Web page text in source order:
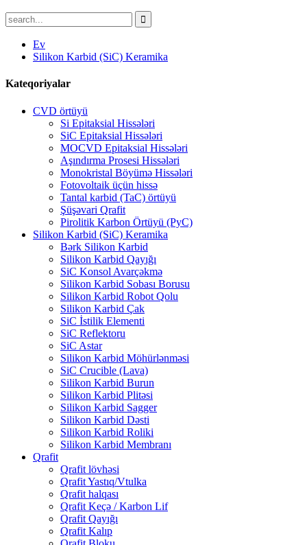
Ev
Silikon Karbid (SiC) Keramika
Kateqoriyalar
CVD örtüyü
Si Epitaksial Hissələri
SiC Epitaksial Hissələri
MOCVD Epitaksial Hissələri
Aşındırma Prosesi Hissələri
Monokristal Böyümə Hissələri
Fotovoltaik üçün hissə
Tantal karbid (TaC) örtüyü
Şüşəvari Qrafit
Pirolitik Karbon Örtüyü (PyC)
Silikon Karbid (SiC) Keramika
Bərk Silikon Karbid
Silikon Karbid Qayığı
SiC Konsol Avarçəkmə
Silikon Karbid Sobası Borusu
Silikon Karbid Robot Qolu
Silikon Karbid Çak
SiC İstilik Elementi
SiC Reflektoru
SiC Astar
Silikon Karbid Möhürlənməsi
SiC Crucible (Lava)
Silikon Karbid Burun
Silikon Karbid Plitəsi
Silikon Karbid Sagger
Silikon Karbid Dəsti
Silikon Karbid Roliki
Silikon Karbid Membranı
Qrafit
Qrafit lövhəsi
Qrafit Yastıq/Vtulka
Qrafit halqası
Qrafit Keçə / Karbon Lif
Qrafit Qayığı
Qrafit Kalıp